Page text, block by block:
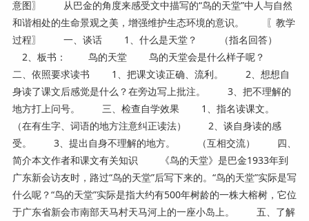
意图〗 从巴金的角度来感受文中描写的“鸟的天堂”中人与自然
和谐相处的生命景观之美，增强维护生态环境的意识。 〖教学
过程〗 一、谈话 1、什么是天堂？ （指名回答）
2、板书： 鸟的天堂 鸟的天堂会是什么样子呢？
二、依照要求读书 1、把课文读正确、流利。 2、想想自
身读了课文后感觉是什么？在旁边写上批注。 3、把不理解的
地方打上问号。 三、检查自学效果 1、指名读课文。
（在有生字、词语的地方注意纠正读法） 2、谈自身读的感
受。 3、提出自身不理解的地方。 （互相交流） 四、
简介本文作者和课文有关知识 《鸟的天堂》是巴金1933年到
广东新会访友时，路过“鸟的天堂”后写下来的。“鸟的天堂”实际是写
什么呢？“鸟的天堂”实际是指大约有500年树龄的一株大榕树，它位
于广东省新会市南部天马村天马河上的一座小岛上。 五、了解